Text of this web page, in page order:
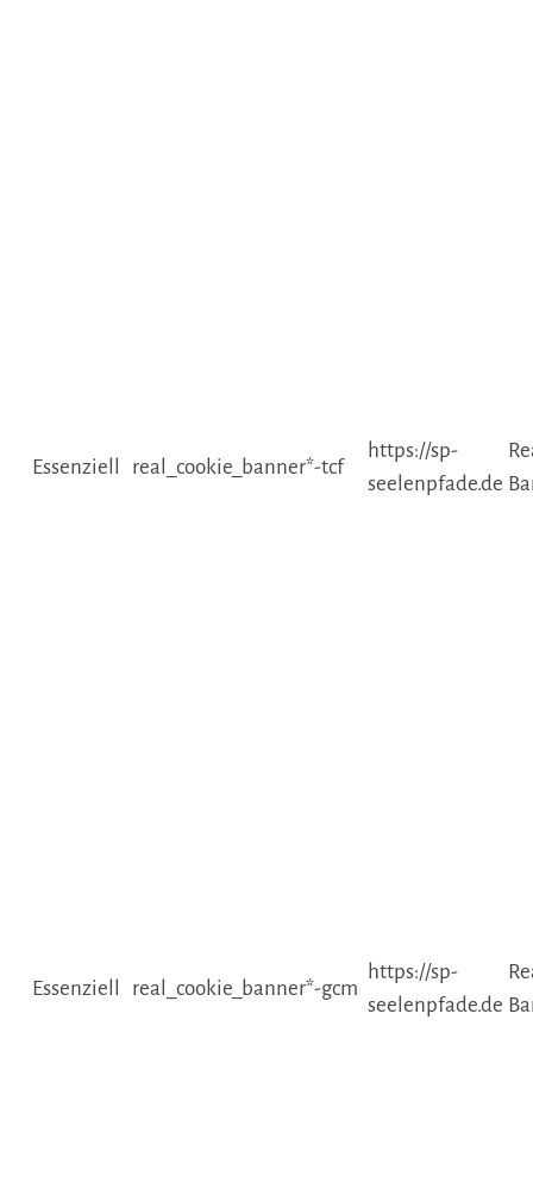
Essenziell real_cookie_banner*-tcf
https://sp-
seelenpfade.de
Essenziell real_cookie_banner*-gcm
https://sp-
seelenpfade.de